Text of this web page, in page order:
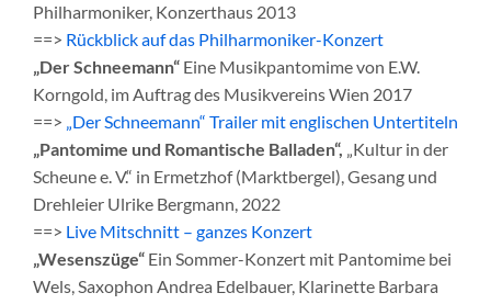
Philharmoniker, Konzerthaus 2013
==> Rückblick auf das Philharmoniker-Konzert
„Der Schneemann“ Eine Musikpantomime von E.W.
Korngold, im Auftrag des Musikvereins Wien 2017
==> „Der Schneemann“ Trailer mit englischen Untertiteln
„Pantomime und Romantische Balladen“, „Kultur in der
Scheune e. V.“ in Ermetzhof (Marktbergel), Gesang und
Drehleier Ulrike Bergmann, 2022
==> Live Mitschnitt – ganzes Konzert
„Wesenszüge“ Ein Sommer-Konzert mit Pantomime bei
Wels, Saxophon Andrea Edelbauer, Klarinette Barbara